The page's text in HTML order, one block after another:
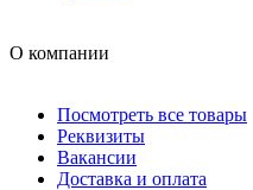
О компании
Посмотреть все товары
Реквизиты
Вакансии
Доставка и оплата